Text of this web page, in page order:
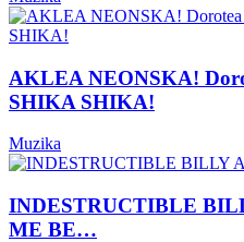
AKLEA NEONSKA!
SHIKA SHIKA!
Muzika
INDESTRUCTIBLE
ME BE…